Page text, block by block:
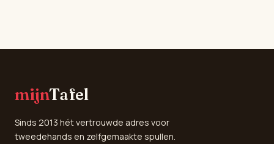
mijnTafel
Sinds 2013 hét vertrouwde adres voor
tweedehands en zelfgemaakte spullen.